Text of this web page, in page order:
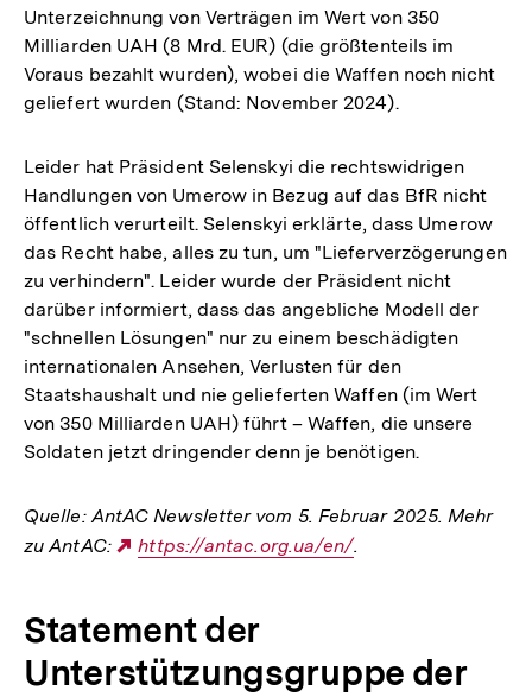
Unterzeichnung von Verträgen im Wert von 350
Milliarden UAH (8 Mrd. EUR) (die größtenteils im
Voraus bezahlt wurden), wobei die Waffen noch nicht
geliefert wurden (Stand: November 2024).
Leider hat Präsident Selenskyi die rechtswidrigen
Handlungen von Umerow in Bezug auf das BfR nicht
öffentlich verurteilt. Selenskyi erklärte, dass Umerow
das Recht habe, alles zu tun, um "Lieferverzögerungen
zu verhindern". Leider wurde der Präsident nicht
darüber informiert, dass das angebliche Modell der
"schnellen Lösungen" nur zu einem beschädigten
internationalen Ansehen, Verlusten für den
Staatshaushalt und nie gelieferten Waffen (im Wert
von 350 Milliarden UAH) führt – Waffen, die unsere
Soldaten jetzt dringender denn je benötigen.
Quelle: AntAC Newsletter vom 5. Februar 2025. Mehr
zu AntAC:
Externer
https://antac.org.ua/en/.
Statement der
Unterstützungsgruppe der